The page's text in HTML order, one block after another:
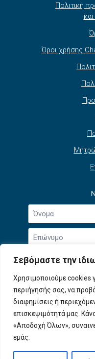
Σεβόμαστε την
Χρησιμοποιούμε cookies
περιήγησής σας, να
διαφημίσεις ή
επισκεψιμότητά μας.
«Αποδοχή Όλων»,
εμάς.
Πολιτική
Όροι χρήσης
Όνομα
Επώνυμο
Email
*
Αποδοχή
όρων
χρήσης
*
Συμφωνώ με την
Όρους Χρήσης.
Εγγραφή
© 2026